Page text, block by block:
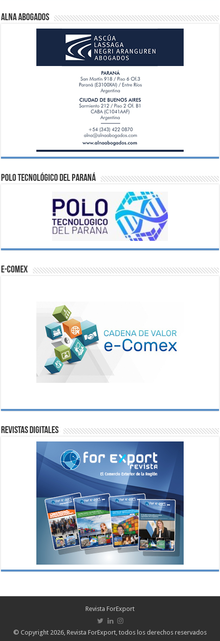
ALNA Abogados
Polo Tecnológico del Paraná
e-comex
Revistas digitales
Revista ForExport
© Copyright 2026, Revista ForExport, todos los derechos reservados